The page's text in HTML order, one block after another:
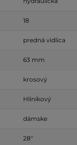
18
predná vidlica
63 mm
krosový
Hliníkový
dámske
28"